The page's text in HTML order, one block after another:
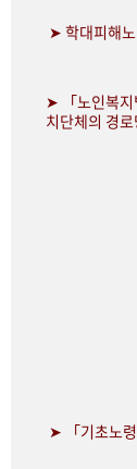
➤ 학대피해노
➤ 「노인복지
치단체의 경
➤ 「기초노령